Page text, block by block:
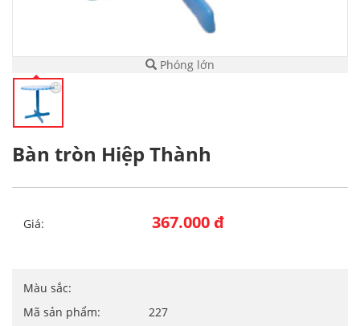
Phóng lớn
Bàn tròn Hiệp Thành
Giá: 367.000 đ
Màu sắc:
Mã sản phẩm:
227